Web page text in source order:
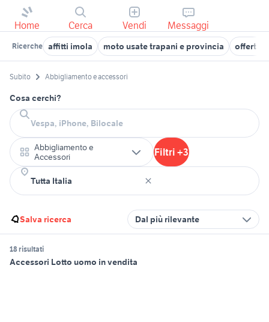
Home Cerca Vendi Messaggi
Ricerche affitti imola moto usate trapani e provincia offerte
Subito Abbigliamento e accessori
Cosa cerchi?
Abbigliamento e
Accessori
Filtri +3
Salva ricerca Dal più rilevante
18 risultati
Accessori Lotto uomo in vendita